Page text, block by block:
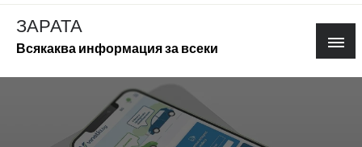
Skip
content
ЗАРАТА
Всякаква информация за всеки